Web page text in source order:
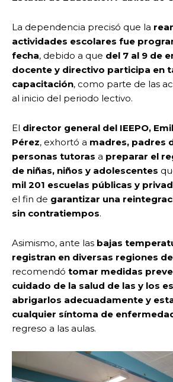
La dependencia precisó que la
actividades escolares fue
fecha, debido a que del 7 al 9 de
docente y directivo participa en
capacitación, como parte de las
al inicio del periodo lectivo.
El director general del IEEPO,
Pérez, exhortó a madres, padres
personas tutoras a preparar el
de niñas, niños y adolescentes
mil 201 escuelas públicas y
el fin de garantizar una
sin contratiempos.
Asimismo, ante las bajas
registran en diversas regiones
recomendó tomar medidas
cuidado de la salud de las y los
abrigarlos adecuadamente y
cualquier síntoma de
regreso a las aulas.